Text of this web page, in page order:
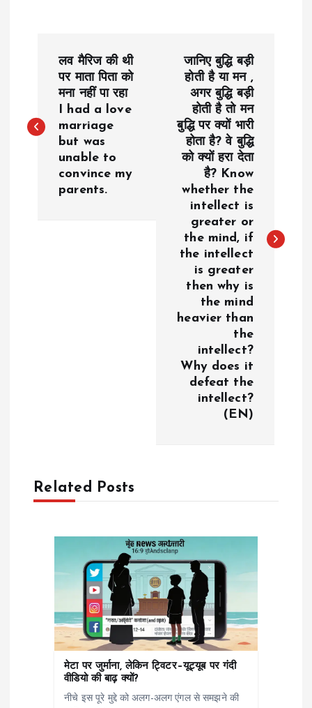
s
n
लव मैरिज की थी
पर माता पिता को
मना नहीं पा रहा
I had a love
marriage
but was
unable to
convince my
parents.
जानिए बुद्धि बड़ी
होती है या मन ,
अगर बुद्धि बड़ी
होती है तो मन
बुद्धि पर क्यों भारी
होता है? वे बुद्धि
को क्यों हरा देता
है? Know
whether the
intellect is
greater or
the mind, if
the intellect
is greater
then why is
the mind
heavier than
the
intellect?
Why does it
defeat the
intellect?
(EN)
Related Posts
मेटा पर जुर्माना, लेकिन ट्विटर–यूट्यूब पर गंदी
वीडियो की बाढ़ क्यों?
नीचे इस पूरे मुद्दे को अलग-अलग एंगल से समझने की